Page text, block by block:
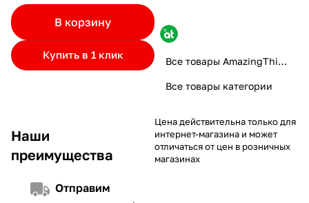
В корзину
Купить в 1 клик
Наши
преимущества
Отправим
и Первого взноса (в случае необходимости)
Если лимит ниже стоимости товара, недостающую
сумму нужно внести Первым взносом
4. Иметь достаточно средств для внесения первой части платежа
и Первого взноса (в случае необходимости)
Все товары AmazingThing
Все товары категории
Цена действительна только для
интернет-магазина и может
отличаться от цен в розничных
магазинах